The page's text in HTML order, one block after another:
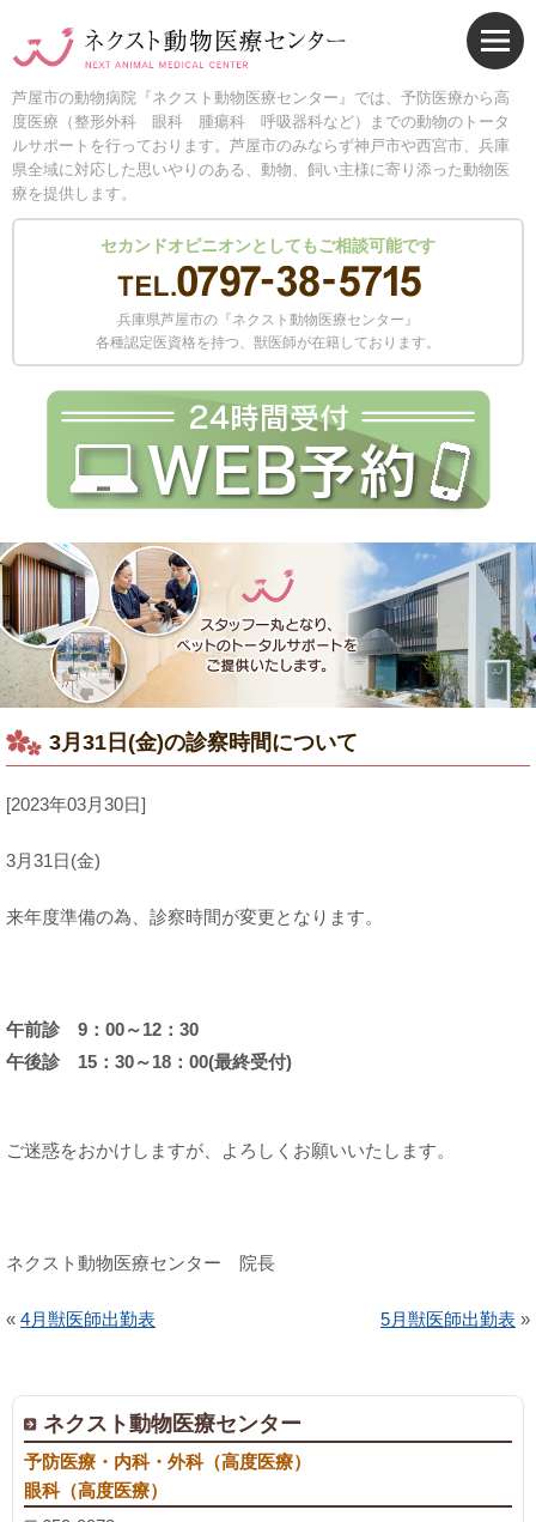
芦屋市の動物病院『ネクスト動物医療センター』では、予防医療から高
度医療（整形外科 眼科 腫瘍科 呼吸器科など）までの動物のトータ
ルサポートを行っております。芦屋市のみならず神戸市や西宮市、兵庫
県全域に対応した思いやりのある、動物、飼い主様に寄り添った動物医
療を提供します。
セカンドオピニオンとしてもご相談可能です
兵庫県芦屋市の『ネクスト動物医療センター』
各種認定医資格を持つ、獣医師が在籍しております。
3月31日(金)の診察時間について
[2023年03月30日]
3月31日(金)
来年度準備の為、診察時間が変更となります。
午前診 9：00～12：30
午後診 15：30～18：00(最終受付)
ご迷惑をおかけしますが、よろしくお願いいたします。
ネクスト動物医療センター 院長
« 4月獣医師出勤表 5月獣医師出勤表 »
ネクスト動物医療センター
予防医療・内科・外科（高度医療）
眼科（高度医療）